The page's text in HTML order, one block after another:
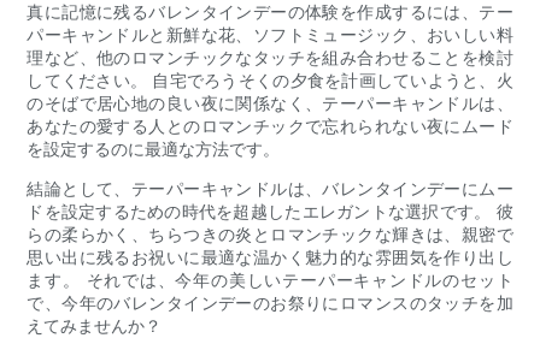
真に記憶に残るバレンタインデーの体験を作成するには、テー
パーキャンドルと新鮮な花、ソフトミュージック、おいしい料
理など、他のロマンチックなタッチを組み合わせることを検討
してください。 自宅でろうそくの夕食を計画していようと、火
のそばで居心地の良い夜に関係なく、テーパーキャンドルは、
あなたの愛する人とのロマンチックで忘れられない夜にムード
を設定するのに最適な方法です。
結論として、テーパーキャンドルは、バレンタインデーにムー
ドを設定するための時代を超越したエレガントな選択です。 彼
らの柔らかく、ちらつきの炎とロマンチックな輝きは、親密で
思い出に残るお祝いに最適な温かく魅力的な雰囲気を作り出し
ます。 それでは、今年の美しいテーパーキャンドルのセット
で、今年のバレンタインデーのお祭りにロマンスのタッチを加
えてみませんか？